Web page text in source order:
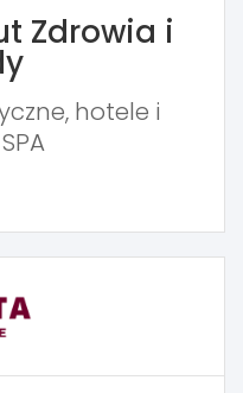
Zdrowia i
hotele i